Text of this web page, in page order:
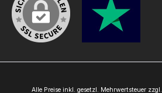
Alle Preise inkl. gesetzl. Mehrwertsteuer zzgl.